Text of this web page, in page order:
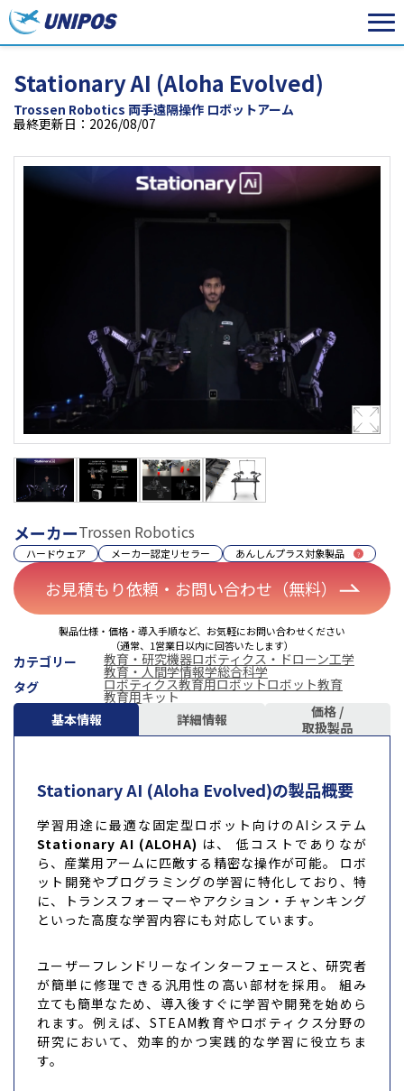
Stationary AI (Aloha Evolved)
Trossen Robotics 両手遠隔操作 ロボットアーム
最終更新日：2026/08/07
メーカーTrossen Robotics
ハードウェア メーカー認定リセラー あんしんプラス対象製品
お見積もり依頼・お問い合わせ（無料）
製品仕様・価格・導入手順など、お気軽にお問い合わせください
（通常、1営業日以内に回答いたします）
カテゴリー 教育・研究機器ロボティクス・ドローン工学
教育・人間学情報学総合科学
タグ
ロボティクス教育用ロボットロボット教育
教育用キット
基本情報
詳細情報
価格 /
取扱製品
Stationary AI (Aloha Evolved)の製品概要
学習用途に最適な固定型ロボット向けのAIシステム
Stationary AI (ALOHA) は、 低コストでありなが
ら、産業用アームに匹敵する精密な操作が可能。 ロボ
ット開発やプログラミングの学習に特化しており、特
に、トランスフォーマーやアクション・チャンキング
といった高度な学習内容にも対応しています。
ユーザーフレンドリーなインターフェースと、研究者
が簡単に修理できる汎用性の高い部材を採用。 組み
立ても簡単なため、導入後すぐに学習や開発を始めら
れます。例えば、STEAM教育やロボティクス分野の
研究において、効率的かつ実践的な学習に役立ちま
す。